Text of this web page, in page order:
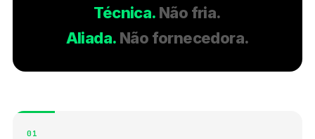
Técnica. Não fria.
Aliada. Não fornecedora.
01